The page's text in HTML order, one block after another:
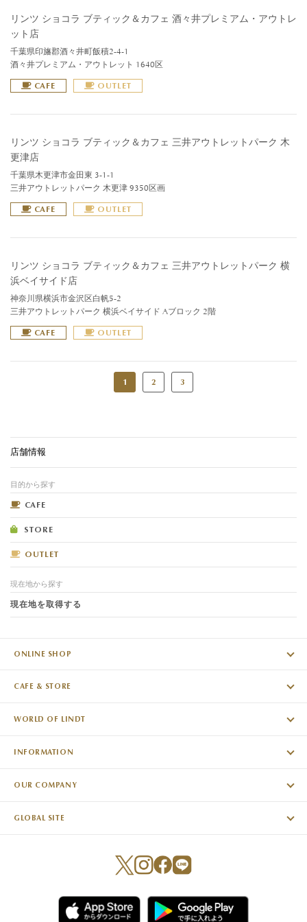
リンツ ショコラ ブティック＆カフェ 酒々井プレミアム・アウトレ
ット店
千葉県印旛郡酒々井町飯積2-4-1
酒々井プレミアム・アウトレット 1640区
CAFE OUTLET
リンツ ショコラ ブティック＆カフェ 三井アウトレットパーク 木
更津店
千葉県木更津市金田東 3-1-1
三井アウトレットパーク 木更津 9350区画
CAFE OUTLET
リンツ ショコラ ブティック＆カフェ 三井アウトレットパーク 横
浜ベイサイド店
神奈川県横浜市金沢区白帆5-2
三井アウトレットパーク 横浜ベイサイド Aブロック 2階
CAFE OUTLET
1 2 3
店舗情報
目的から探す
CAFE
STORE
OUTLET
現在地から探す
現在地を取得する
ONLINE SHOP
CAFE & STORE
WORLD OF LINDT
INFORMATION
OUR COMPANY
GLOBAL SITE